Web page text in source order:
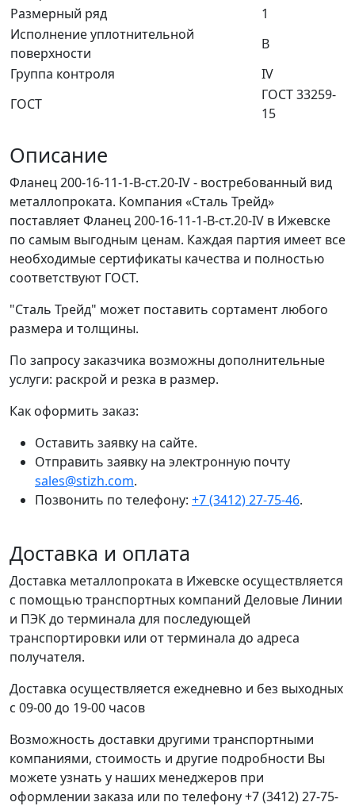
Размерный ряд
1
Исполнение уплотнительной
поверхности
В
Группа контроля
IV
ГОСТ
ГОСТ 33259-
15
Описание
Фланец 200-16-11-1-B-ст.20-IV - востребованный вид
металлопроката. Компания «Сталь Трейд»
поставляет Фланец 200-16-11-1-B-ст.20-IV в Ижевске
по самым выгодным ценам. Каждая партия имеет все
необходимые сертификаты качества и полностью
соответствуют ГОСТ.
"Сталь Трейд" может поставить сортамент любого
размера и толщины.
По запросу заказчика возможны дополнительные
услуги: раскрой и резка в размер.
Как оформить заказ:
Оставить заявку на сайте.
Отправить заявку на электронную почту
sales@stizh.com.
Позвонить по телефону: +7 (3412) 27-75-46.
Доставка и оплата
Доставка металлопроката в Ижевске осуществляется
с помощью транспортных компаний Деловые Линии
и ПЭК до терминала для последующей
транспортировки или от терминала до адреса
получателя.
Доставка осуществляется ежедневно и без выходных
с 09-00 до 19-00 часов
Возможность доставки другими транспортными
компаниями, стоимость и другие подробности Вы
можете узнать у наших менеджеров при
оформлении заказа или по телефону +7 (3412) 27-75-